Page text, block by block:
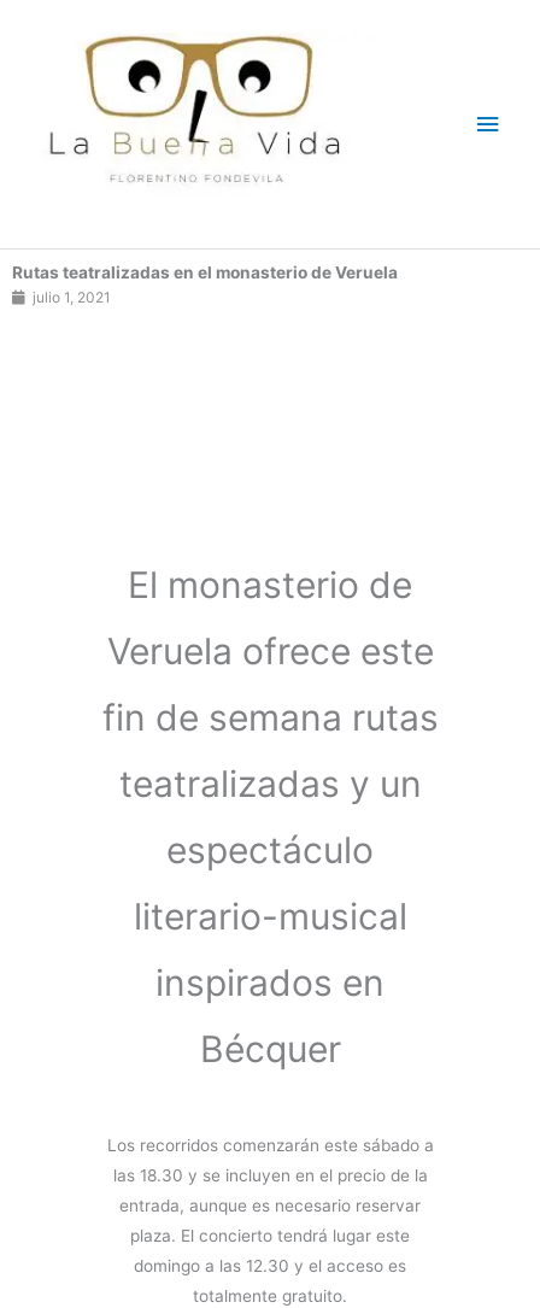
Rutas teatralizadas en el monasterio de Veruela
julio 1, 2021
El monasterio de
Veruela ofrece este
fin de semana rutas
teatralizadas y un
espectáculo
literario-musical
inspirados en
Bécquer
Los recorridos comenzarán este sábado a
las 18.30 y se incluyen en el precio de la
entrada, aunque es necesario reservar
plaza. El concierto tendrá lugar este
domingo a las 12.30 y el acceso es
totalmente gratuito.